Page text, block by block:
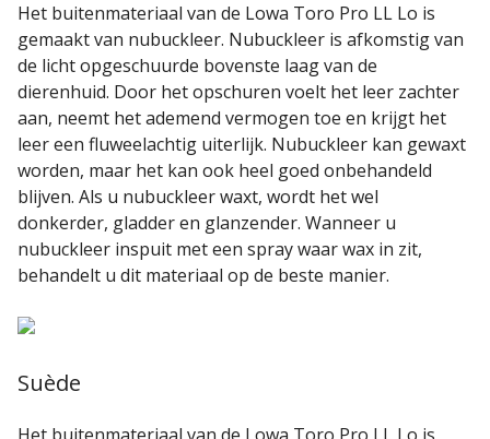
Het buitenmateriaal van de Lowa Toro Pro LL Lo is
gemaakt van nubuckleer. Nubuckleer is afkomstig van
de licht opgeschuurde bovenste laag van de
dierenhuid. Door het opschuren voelt het leer zachter
aan, neemt het ademend vermogen toe en krijgt het
leer een fluweelachtig uiterlijk. Nubuckleer kan gewaxt
worden, maar het kan ook heel goed onbehandeld
blijven. Als u nubuckleer waxt, wordt het wel
donkerder, gladder en glanzender. Wanneer u
nubuckleer inspuit met een spray waar wax in zit,
behandelt u dit materiaal op de beste manier.
Suède